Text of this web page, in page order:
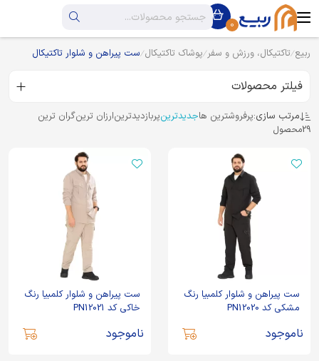
0
ربیع تاکتیکال، ورزش و سفر پوشاک تاکتیکال ست پیراهن و شلوار تاکتیکال
فیلتر محصولات
مرتب سازی:پرفروشترین هاجدیدترینپربازدیدترینارزان ترینگران ترین
29محصول
ست پیراهن و شلوار کلمبیا رنگ
مشکی کد PN12020
ناموجود
ست پیراهن و شلوار کلمبیا رنگ
خاکی کد PN12021
ناموجود